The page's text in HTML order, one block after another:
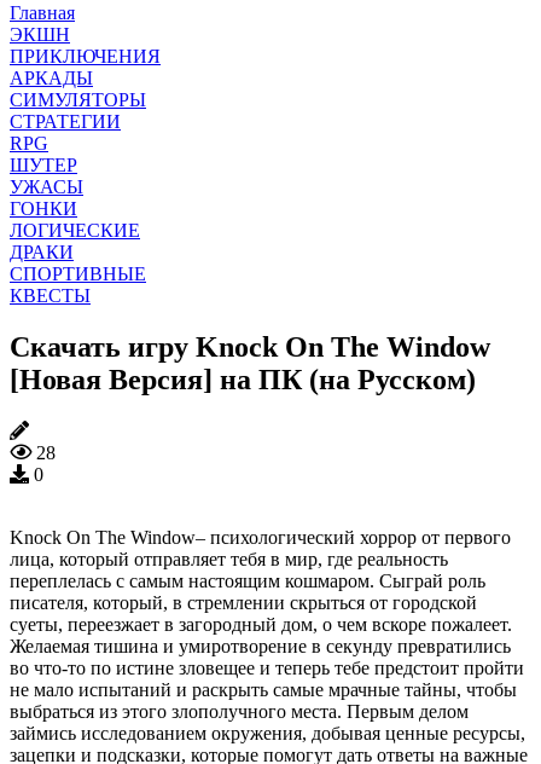
Главная
ЭКШН
ПРИКЛЮЧЕНИЯ
АРКАДЫ
СИМУЛЯТОРЫ
СТРАТЕГИИ
RPG
ШУТЕР
УЖАСЫ
ГОНКИ
ЛОГИЧЕСКИЕ
ДРАКИ
СПОРТИВНЫЕ
КВЕСТЫ
Скачать игру Knock On The Window
[Новая Версия] на ПК (на Русском)
28
0
Knock On The Window– психологический хоррор от первого
лица, который отправляет тебя в мир, где реальность
переплелась с самым настоящим кошмаром. Сыграй роль
писателя, который, в стремлении скрыться от городской
суеты, переезжает в загородный дом, о чем вскоре пожалеет.
Желаемая тишина и умиротворение в секунду превратились
во что-то по истине зловещее и теперь тебе предстоит пройти
не мало испытаний и раскрыть самые мрачные тайны, чтобы
выбраться из этого злополучного места. Первым делом
займись исследованием окружения, добывая ценные ресурсы,
зацепки и подсказки, которые помогут дать ответы на важные